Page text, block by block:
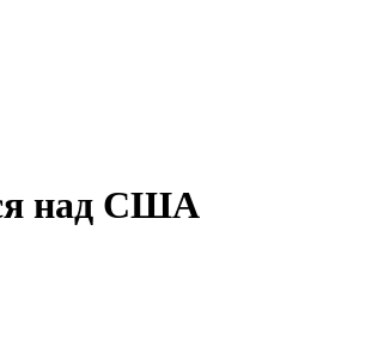
над США